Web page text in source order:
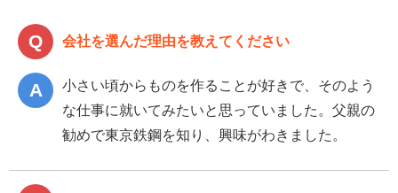
会社を選んだ理由を教えてください
小さい頃からものを作ることが好きで、そのよう
な仕事に就いてみたいと思っていました。父親の
勧めで東京鉄鋼を知り、興味がわきました。